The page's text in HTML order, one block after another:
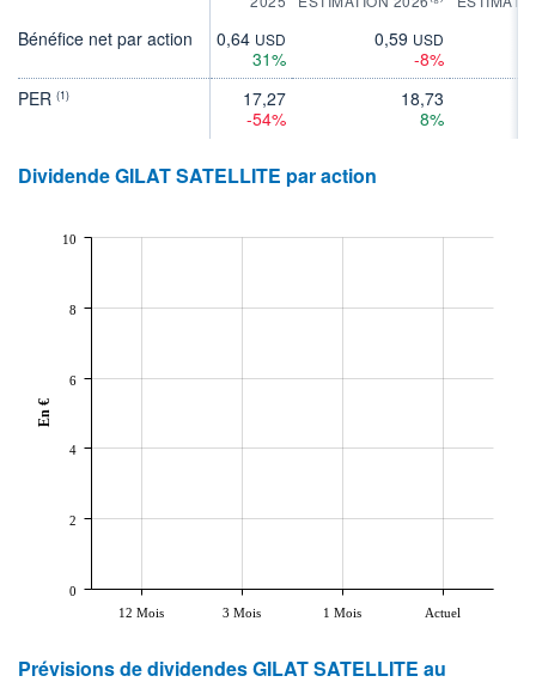
Bénéfice net par action 0,64 USD
31%
0,59 USD
-8%
PER (1)
17,27
-54%
18,73
8%
Dividende GILAT SATELLITE par action
12 Mois 3 Mois 1 Mois Actuel
0
2
4
6
8
10
En €
Prévisions de dividendes GILAT SATELLITE au